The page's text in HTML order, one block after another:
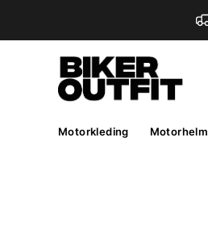
Motorkleding Motorhelm